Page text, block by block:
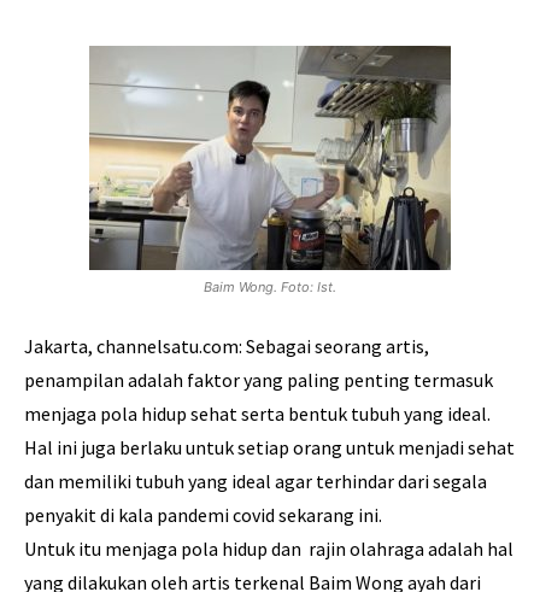
Baim Wong. Foto: Ist.
Jakarta, channelsatu.com: Sebagai seorang artis,
penampilan adalah faktor yang paling penting termasuk
menjaga pola hidup sehat serta bentuk tubuh yang ideal.
Hal ini juga berlaku untuk setiap orang untuk menjadi sehat
dan memiliki tubuh yang ideal agar terhindar dari segala
penyakit di kala pandemi covid sekarang ini.
Untuk itu menjaga pola hidup dan rajin olahraga adalah hal
yang dilakukan oleh artis terkenal Baim Wong ayah dari